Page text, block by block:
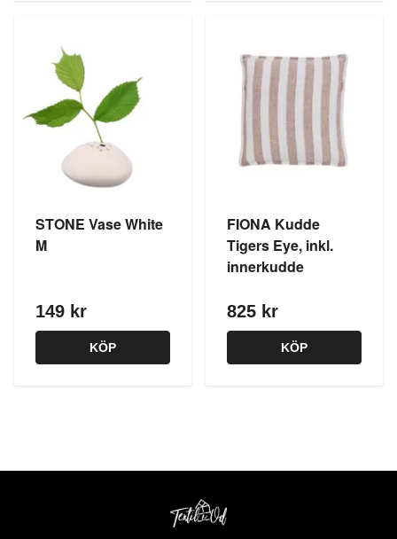
STONE Vase White
M
149 kr
KÖP
FIONA Kudde
Tigers Eye, inkl.
innerkudde
825 kr
KÖP